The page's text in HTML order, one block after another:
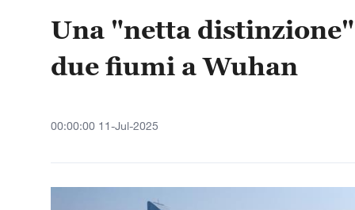
Una "netta
due fiumi a Wuhan
00:00:00 11-Jul-2025